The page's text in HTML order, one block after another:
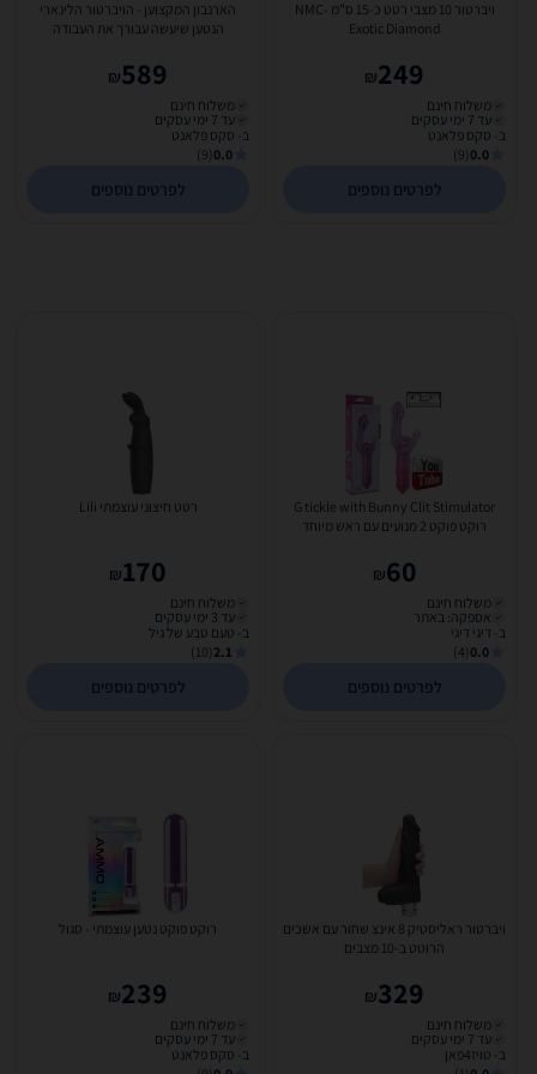
ויברטור 10 מצבי רטט כ-15 ס"מ NMC-
Exotic Diamond
249
₪
משלוח חינם
עד 7 ימי עסקים
ב- סקס פלאנט
0.0
(9)
לפרטים נוספים
הארנבון המקצוען - הויברטור הלינארי
הנטען שיעשה עבורך את העבודה
589
₪
משלוח חינם
עד 7 ימי עסקים
ב- סקס פלאנט
0.0
(9)
לפרטים נוספים
G tickle with Bunny Clit Stimulator
רוקט פוקט 2 מנועים עם ראש מיוחד
60
₪
משלוח חינם
אספקה: באתר
ב- דיגי דיגי
0.0
(4)
לפרטים נוספים
רטט חיצוני עוצמתי Lili
170
₪
משלוח חינם
עד 3 ימי עסקים
ב- טעם טבע של גיל
2.1
(10)
לפרטים נוספים
ויברטור ראליסטיק 8 אינצ שחור עם אשכים
הרוטט ב-10 מצבים
329
₪
משלוח חינם
עד 7 ימי עסקים
ב- טויז4פאן
רוקט פוקט נטען עוצמתי - סגול
239
₪
משלוח חינם
עד 7 ימי עסקים
ב- סקס פלאנט